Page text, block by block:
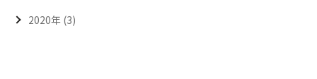
2020年 (3)